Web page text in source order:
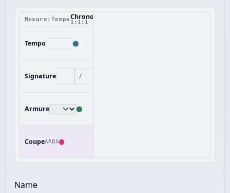
Mesure:TempsChronologie
1:1:1
Tempo
Signature /
Armure
CoupeAABA
Name